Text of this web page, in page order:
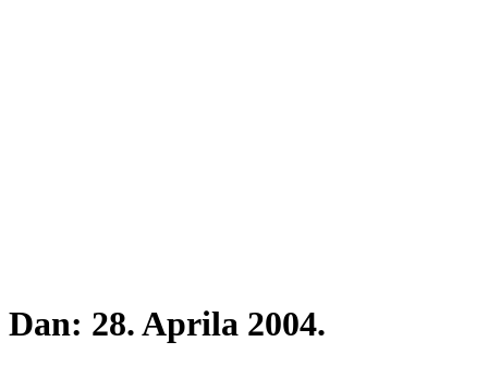
Dan: 28. Aprila 2004.